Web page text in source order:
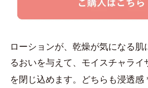
ローションが、乾燥が気になる肌
るおいを与えて、モイスチャライ
を閉じ込めます。どちらも浸透感